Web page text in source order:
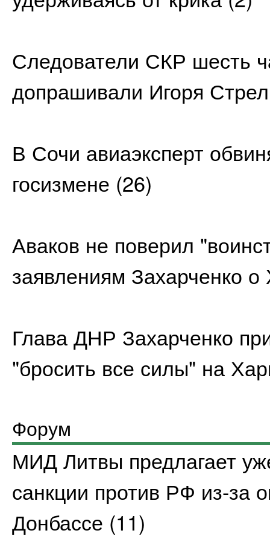
Следователи СКР шесть
допрашивали Игоря
В Сочи авиаэксперт
госизмене (26)
Аваков не поверил
заявлениям Захарченко о
Глава ДНР Захарченко
"бросить все силы" на
Форум
МИД Литвы предлагает
санкции против РФ из-за
Донбассе (11)